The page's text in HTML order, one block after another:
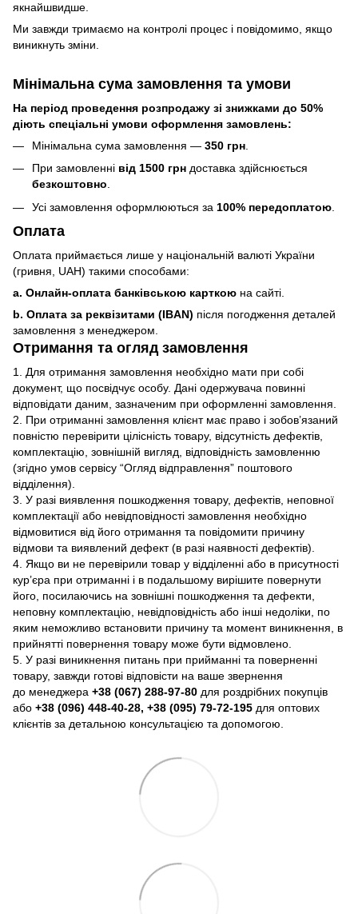
якнайшвидше.
Ми завжди тримаємо на контролі процес і повідомимо, якщо
виникнуть зміни.
Мінімальна сума замовлення та умови
На період проведення розпродажу зі знижками до 50%
діють спеціальні умови оформлення замовлень:
Мінімальна сума замовлення — 350 грн
При замовленні від 1500 грн доставка здійснюється
безкоштовно.
Усі замовлення оформлюються за 100% передоплатою
Оплата
Оплата приймається лише у національній валюті України
(гривня, UAH) такими способами:
a. Онлайн-оплата банківською карткою на сайті.
b. Оплата за реквізитами (IBAN) після погодження деталей
замовлення з менеджером.
Отримання та огляд замовлення
1. Для отримання замовлення необхідно мати при собі
документ, що посвідчує особу. Дані одержувача повинні
відповідати даним, зазначеним при оформленні замовлення.
2. При отриманні замовлення клієнт має право і зобов’язаний
повністю перевірити цілісність товару, відсутність дефектів,
комплектацію, зовнішній вигляд, відповідність замовленню
(згідно умов сервісу “Огляд відправлення” поштового
відділення).
3. У разі виявлення пошкодження товару, дефектів, неповної
комплектації або невідповідності замовлення необхідно
відмовитися від його отримання та повідомити причину
відмови та виявлений дефект (в разі наявності дефектів).
4. Якщо ви не перевірили товар у відділенні або в присутності
кур’єра при отриманні і в подальшому вирішите повернути
його, посилаючись на зовнішні пошкодження та дефекти,
неповну комплектацію, невідповідність або інші недоліки, по
яким неможливо встановити причину та момент виникнення, в
прийнятті повернення товару може бути відмовлено.
5. У разі виникнення питань при прийманні та поверненні
товару, завжди готові відповісти на ваше звернення
до менеджера +38 (067) 288-97-80 для роздрібних покупців
або +38 (096) 448-40-28, +38 (095) 79-72-195 для оптових
клієнтів за детальною консультацією та допомогою.